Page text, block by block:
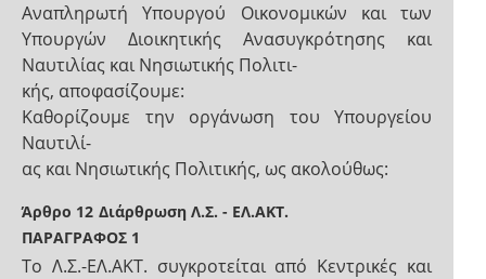
Αναπληρωτή Υπουργού Οικονομικών και των
Υπουργών Διοικητικής Ανασυγκρότησης και
Ναυτιλίας και Νησιωτικής Πολιτι-
κής, αποφασίζουμε:
Καθορίζουμε την οργάνωση του Υπουργείου
Ναυτιλί-
ας και Νησιωτικής Πολιτικής, ως ακολούθως:
Άρθρο 12 Διάρθρωση Λ.Σ. - ΕΛ.ΑΚΤ.
ΠΑΡΑΓΡΑΦΟΣ 1
Το Λ.Σ.-ΕΛ.ΑΚΤ. συγκροτείται από Κεντρικές και